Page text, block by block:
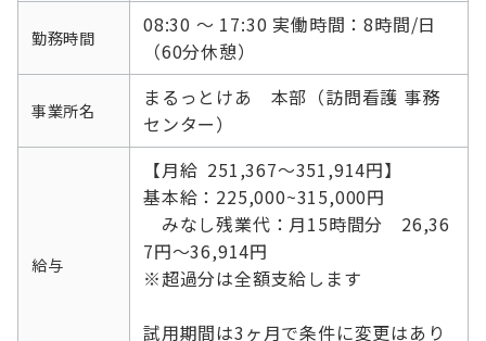
勤務時間
08:30 ～ 17:30 実働時間：8時間/日
（60分休憩）
事業所名
まるっとけあ 本部（訪問看護 事務
センター）
給与
【月給 251,367～351,914円】
基本給：225,000~315,000円
みなし残業代：月15時間分 26,36
7円～36,914円
※超過分は全額支給します
試用期間は3ヶ月で条件に変更はあり